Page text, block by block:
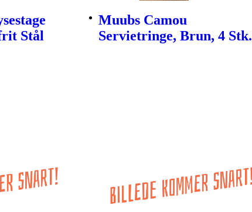
Stål
Muubs Camou
Servietringe, Brun, 4 Stk.